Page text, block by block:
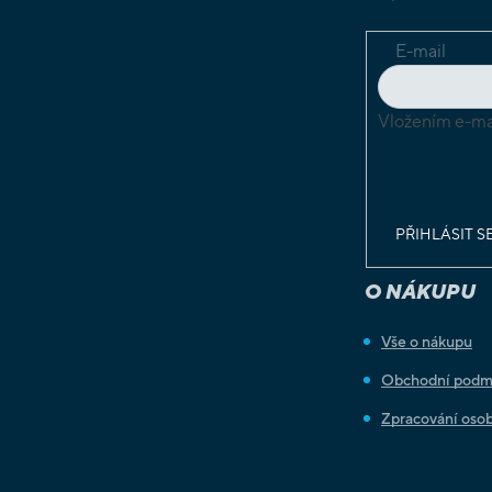
E-mail
Vložením e-
PŘIHLÁSIT
O NÁKUPU
Vše o nákupu
Obchodní
Zpracování